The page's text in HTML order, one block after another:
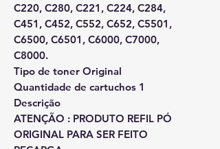
C220, C280, C221, C224, C284,
C451, C452, C552, C652, C5501,
C6500, C6501, C6000, C7000,
C8000.
Tipo de toner Original
Quantidade de cartuchos 1
Descrição
ATENÇÃO : PRODUTO REFIL PÓ
ORIGINAL PARA SER FEITO